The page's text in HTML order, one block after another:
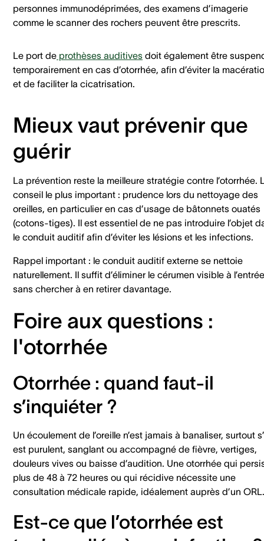
personnes immunodéprimées, des examens d’imagerie
comme le scanner des rochers peuvent être prescrits.
Le port de prothèses auditives doit également être
temporairement en cas d’otorrhée, afin d’éviter la
et de faciliter la cicatrisation.
Mieux vaut prévenir que
guérir
La prévention reste la meilleure stratégie contre l’otorrhée.
conseil le plus important : prudence lors du nettoyage des
oreilles, en particulier en cas d’usage de bâtonnets ouatés
(cotons-tiges). Il est essentiel de ne pas introduire l’objet
le conduit auditif afin d’éviter les lésions et les infections.
Rappel important : le conduit auditif externe se nettoie
naturellement. Il suffit d’éliminer le cérumen visible à l’entrée
sans chercher à en retirer davantage.
Foire aux questions :
l'otorrhée
Otorrhée : quand faut-il
s’inquiéter ?
Un écoulement de l’oreille n’est jamais à banaliser, surtout
est purulent, sanglant ou accompagné de fièvre, vertiges,
douleurs vives ou baisse d’audition. Une otorrhée qui
plus de 48 à 72 heures ou qui récidive nécessite une
consultation médicale rapide, idéalement auprès d’un ORL.
Est-ce que l’otorrhée est